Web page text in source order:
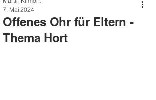
Offenes Ohr für Eltern -
Thema Hort
7. Mai 2024